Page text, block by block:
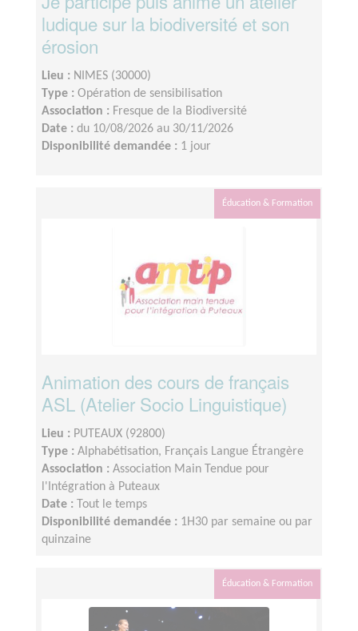
ludique sur la biodiversité et son
érosion
Lieu : NIMES (30000)
Type : Opération de sensibilisation
Association : Fresque de la Biodiversité
Date : du 10/08/2026 au 30/11/2026
Disponibilité demandée : 1 jour
Éducation & Formation
Animation des cours de français
ASL (Atelier Socio Linguistique)
Lieu : PUTEAUX (92800)
Type : Alphabétisation, Français Langue Étrangère
Association : Association Main Tendue pour
l'Intégration à Puteaux
Date :
Tout le temps
Disponibilité demandée : 1H30 par semaine ou par
quinzaine
Éducation & Formation